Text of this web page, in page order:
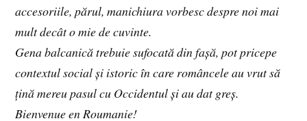
accesoriile, părul, manichiura vorbesc despre noi mai
mult decât o mie de cuvinte.
Gena balcanică trebuie sufocată din fașă, pot pricepe
contextul social și istoric în care româncele au vrut să
țină mereu pasul cu Occidentul și au dat greș.
Bienvenue en Roumanie!